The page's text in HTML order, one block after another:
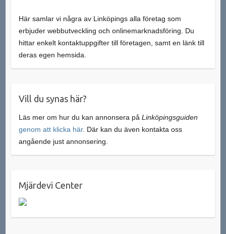
Här samlar vi några av Linköpings alla företag som
erbjuder webbutveckling och onlinemarknadsföring. Du
hittar enkelt kontaktuppgifter till företagen, samt en länk till
deras egen hemsida.
Vill du synas här?
Läs mer om hur du kan annonsera på Linköpingsguiden
genom att klicka här. Där kan du även kontakta oss
angående just annonsering.
Mjärdevi Center